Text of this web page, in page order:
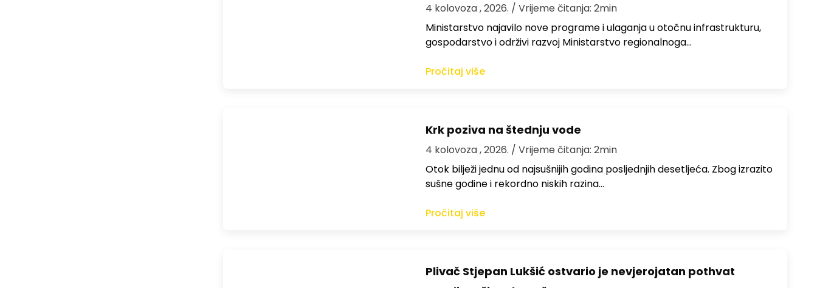
4 kolovoza , 2026. / Vrijeme čitanja: 2min
Ministarstvo najavilo nove programe i ulaganja u otočnu infrastrukturu,
gospodarstvo i održivi razvoj Ministarstvo regionalnoga…
Pročitaj više
Krk poziva na štednju vode
4 kolovoza , 2026. / Vrijeme čitanja: 2min
Otok bilježi jednu od najsušnijih godina posljednjih desetljeća. Zbog izrazito
sušne godine i rekordno niskih razina…
Pročitaj više
Plivač Stjepan Lukšić ostvario je nevjerojatan pothvat